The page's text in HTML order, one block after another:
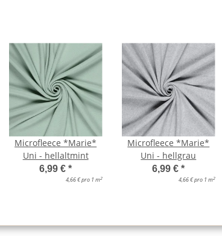
Microfleece *Marie*
Uni - hellaltmint
6,99 €*
4,66 € pro 1 m2
Microfleece *Marie*
Uni - hellgrau
6,99 €*
4,66 € pro 1 m2